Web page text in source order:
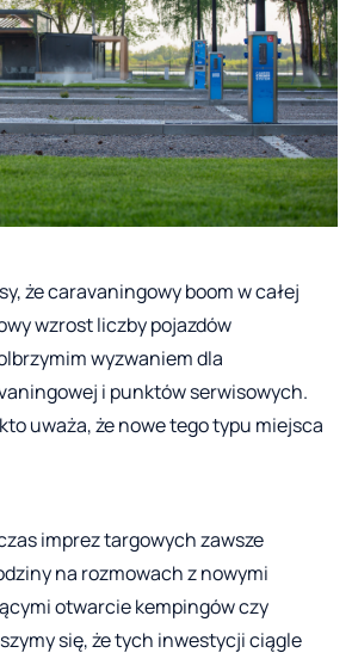
że caravaningowy boom w całej
wzrost liczby pojazdów
wyzwaniem dla
i punktów serwisowych.
uważa, że nowe tego typu miejsca
imprez targowych zawsze
na rozmowach z nowymi
otwarcie kempingów czy
się, że tych inwestycji ciągle